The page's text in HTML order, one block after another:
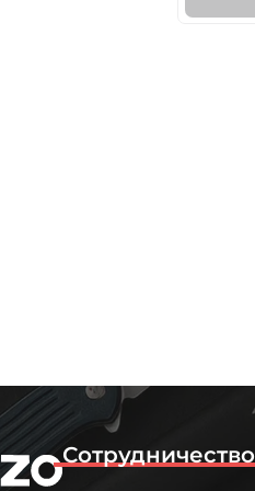
Сотрудничество